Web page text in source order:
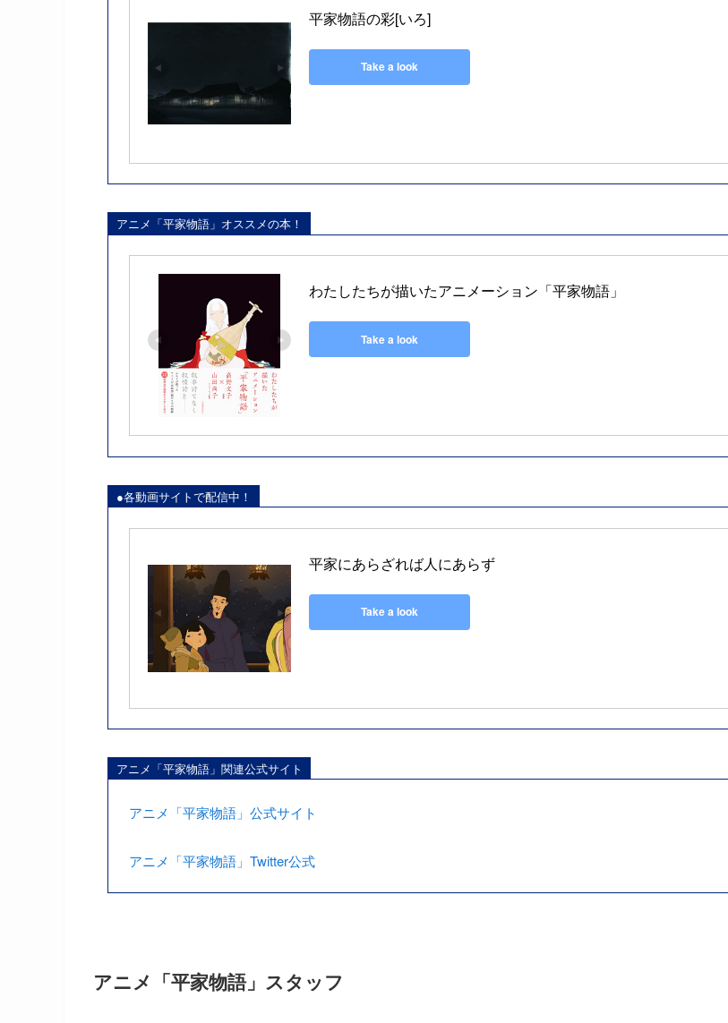
平家物語の彩[いろ]
Take a look
アニメ「平家物語」オススメの本！
わたしたちが描いたアニメーション「平家物語」
Take a look
●各動画サイトで配信中！
平家にあらざれば人にあらず
Take a look
アニメ「平家物語」関連公式サイト
アニメ「平家物語」公式サイト
アニメ「平家物語」Twitter公式
アニメ「平家物語」スタッフ